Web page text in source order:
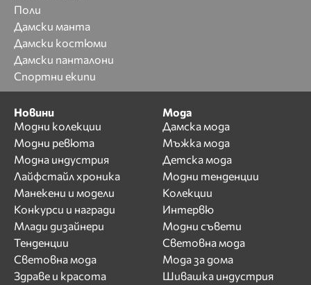
Поли
Дамски манта
Дамски костюми
Дамски панталони
Спортни екипи
Новини
Модни колекции
Модни ревюта
Модна индустрия
Лайфстайл хроника
Манекени и модели
Конкурси и награди
Млади дизайнери
Тенденции
Световна мода
Здраве и красота
Мода
Дамска мода
Мъжка мода
Детска мода
Модни тенденции
Колекции
Интервю
Модни съвети
Световна мода
Мода за дома
Шивашка индустрия